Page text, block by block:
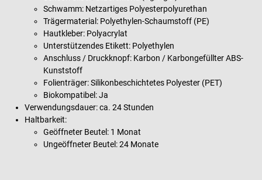
Schwamm: Netzartiges Polyesterpolyurethan
Trägermaterial: Polyethylen-Schaumstoff (PE)
Hautkleber: Polyacrylat
Unterstützendes Etikett: Polyethylen
Anschluss / Druckknopf: Karbon / Karbongefüllter ABS-
Kunststoff
Folienträger: Silikonbeschichtetes Polyester (PET)
Biokompatibel: Ja
Verwendungsdauer: ca. 24 Stunden
Haltbarkeit:
Geöffneter Beutel: 1 Monat
Ungeöffneter Beutel: 24 Monate